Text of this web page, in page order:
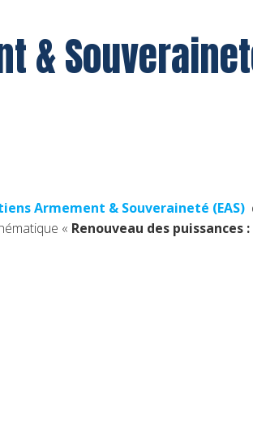
&
Armement & Souveraineté (EAS)
« Renouveau des puissances